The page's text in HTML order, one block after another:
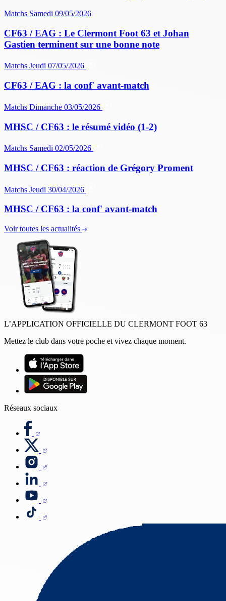
Matchs Samedi 09/05/2026
CF63 / EAG : Le Clermont Foot 63 et Johan
Gastien terminent sur une bonne note
Matchs Jeudi 07/05/2026
CF63 / EAG : la conf' avant-match
Matchs Dimanche 03/05/2026
MHSC / CF63 : le résumé vidéo (1-2)
Matchs Samedi 02/05/2026
MHSC / CF63 : réaction de Grégory Proment
Matchs Jeudi 30/04/2026
MHSC / CF63 : la conf' avant-match
Voir toutes les actualités
L’APPLICATION OFFICIELLE DU CLERMONT FOOT 63
Mettez le club dans votre poche et vivez chaque moment.
Réseaux sociaux